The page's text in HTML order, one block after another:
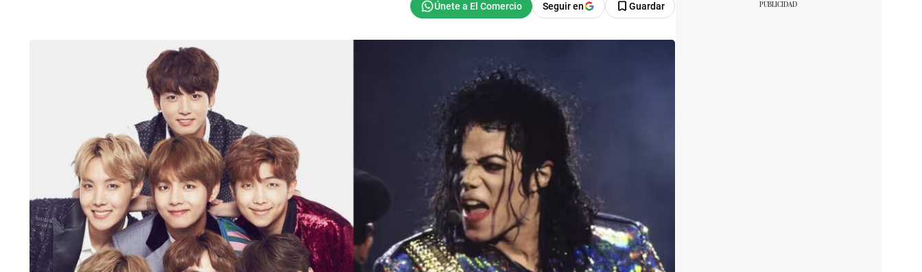
Seguir en Guardar